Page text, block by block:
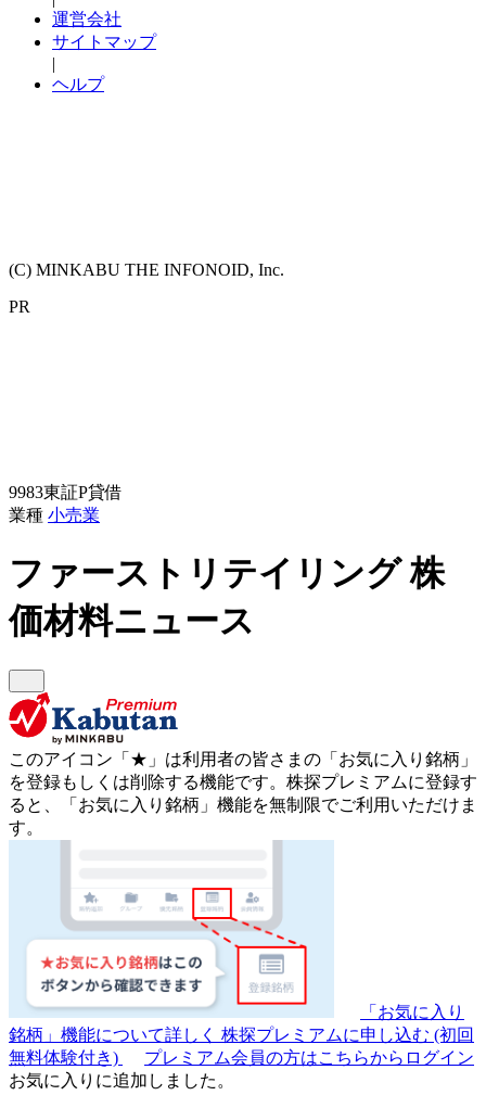
運営会社
サイトマップ
|
ヘルプ
(C) MINKABU THE INFONOID, Inc.
PR
9983東証P貸借
業種 小売業
ファーストリテイリング株
価材料ニュース
このアイコン 「★」 は利用者の皆さまの 「お気に入り銘柄」
を登録もしくは削除する機能です。 株探プレミアムに登録す
ると、「お気に入り銘柄」機能を無制限でご利用いただけま
す。
「お気に入り
銘柄」機能について詳しく 株探プレミアムに申し込む (初回
無料体験付き)
プレミアム会員の方はこちらからログイン
お気に入りに追加しました。